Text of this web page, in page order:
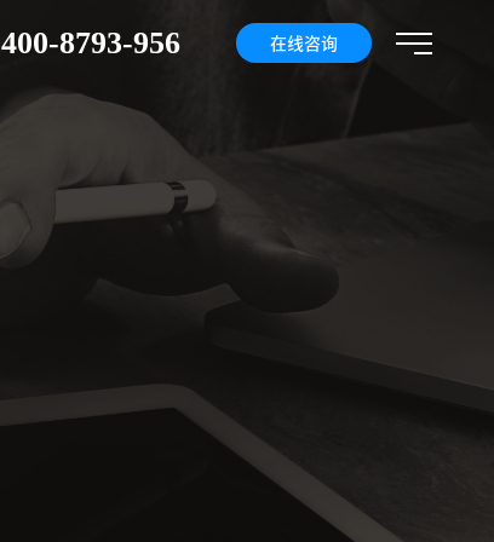
400-8793-956 在线咨询